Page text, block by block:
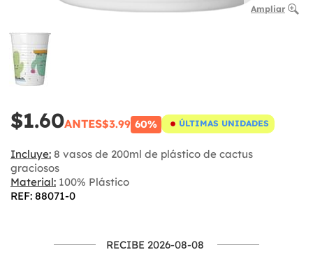
Ampliar
$1.60ANTES$3.99 60% ÚLTIMAS UNIDADES
Incluye: 8 vasos de 200ml de plástico de cactus
graciosos
Material: 100% Plástico
REF: 88071-0
RECIBE 2026-08-08